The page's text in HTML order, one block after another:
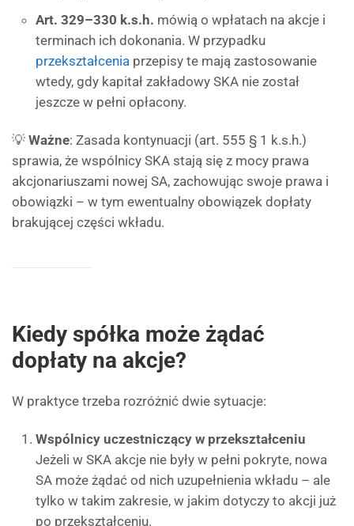
Art. 329–330 k.s.h. mówią o wpłatach na akcje i
terminach ich dokonania. W przypadku
przekształcenia przepisy te mają zastosowanie
wtedy, gdy kapitał zakładowy SKA nie został
jeszcze w pełni opłacony.
💡 Ważne: Zasada kontynuacji (art. 555 § 1 k.s.h.)
sprawia, że wspólnicy SKA stają się z mocy prawa
akcjonariuszami nowej SA, zachowując swoje prawa i
obowiązki – w tym ewentualny obowiązek dopłaty
brakującej części wkładu.
Kiedy spółka może żądać
dopłaty na akcje?
W praktyce trzeba rozróżnić dwie sytuacje:
Wspólnicy uczestniczący w przekształceniu
Jeżeli w SKA akcje nie były w pełni pokryte, nowa
SA może żądać od nich uzupełnienia wkładu – ale
tylko w takim zakresie, w jakim dotyczy to akcji już
po przekształceniu.